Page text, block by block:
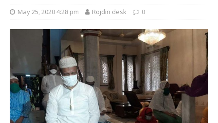
May 25, 2020 4:28 pm Rojdin desk 0